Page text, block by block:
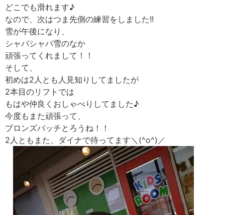
どこでも滑れます♪
なので、次はつま先側の練習をしました!!
雪が午後になり、
シャバシャバ雪のなか
頑張ってくれまして！！
そして、
初めは2人とも人見知りしてましたが
2本目のリフトでは
もはや仲良くおしゃべりしてました♪
今度もまた頑張って、
ブロンズバッチとろうね！！
2人ともまた、ダイナで待ってます＼(^o^)／